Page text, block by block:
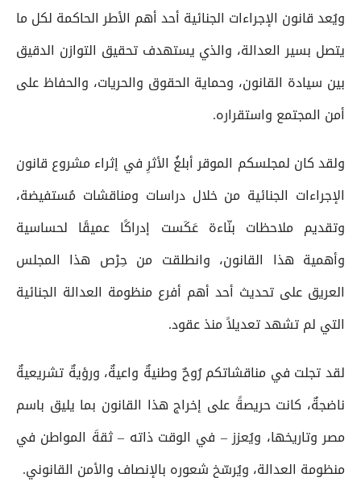
ويُعد قانون الإجراءات الجنائية أحد أهم الأطر الحاكمة لكل ما
يتصل بسير العدالة، والذي يستهدف تحقيق التوازن الدقيق
بين سيادة القانون، وحماية الحقوق والحريات، والحفاظ على
أمن المجتمع واستقراره.
ولقد كان لمجلسكم الموقر أبلغُ الأثرِ في إثراء مشروع قانون
الإجراءات الجنائية من خلال دراسات ومناقشات مُستفيضة،
وتقديم ملاحظات بنّاءة عَكَست إدراكًا عميقًا لحساسية
وأهمية هذا القانون، وانطلقت من حِرْص هذا المجلس
العريق على تحديث أحد أهم أفرع منظومة العدالة الجنائية
التي لم تشهد تعديلاً منذ عقود.
لقد تجلت في مناقشاتكم رُوحٌ وطنيةٌ واعيةٌ، ورؤيةٌ تشريعيةٌ
ناضجةٌ، كانت حريصةً على إخراج هذا القانون بما يليق باسم
مصر وتاريخها، ويُعزز – في الوقت ذاته – ثقةَ المواطن في
منظومة العدالة، ويُرسّخ شعوره بالإنصاف والأمن القانوني.